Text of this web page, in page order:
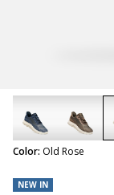
NEW IN
Color: Old Rose